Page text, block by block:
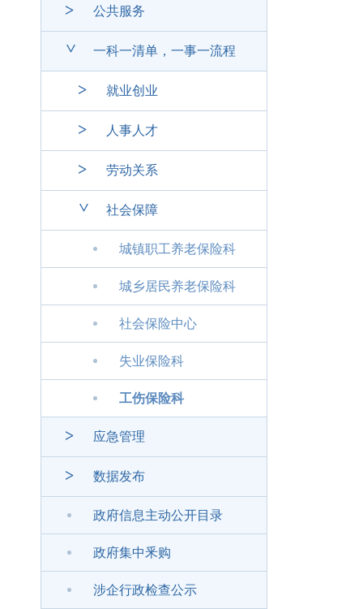
> 公共服务
> 一科一清单，一事一流程
> 就业创业
> 人事人才
> 劳动关系
> 社会保障
城镇职工养老保险科
城乡居民养老保险科
社会保险中心
失业保险科
工伤保险科
> 应急管理
> 数据发布
政府信息主动公开目录
政府集中釆购
涉企行政检查公示